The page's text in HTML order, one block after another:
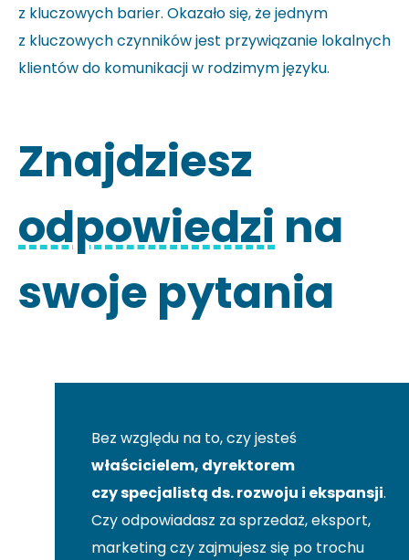
z kluczowych barier. Okazało się, że jednym
z kluczowych czynników jest przywiązanie lokalnych
klientów do komunikacji w rodzimym języku.
Znajdziesz
odpowiedzi na
swoje pytania
Bez względu na to, czy jesteś
właścicielem, dyrektorem
czy specjalistą ds. rozwoju i ekspansji.
Czy odpowiadasz za sprzedaż, eksport,
marketing czy zajmujesz się po trochu